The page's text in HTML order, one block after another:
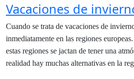
Vacaciones de
Cuando se trata de vacaciones de
inmediatamente en las regiones
estas regiones se jactan de tener una
realidad hay muchas alternativas en la